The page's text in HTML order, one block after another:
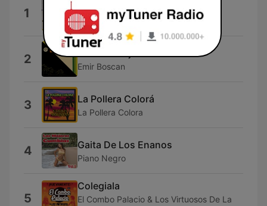
1 De Oro
La Familia Andre
2 Emir Boscan
3 La Pollera Colorá
La Pollera Colora
4 Gaita De Los Enanos
Piano Negro
5
Colegiala
El Combo Palacio & Los Virtuosos De La